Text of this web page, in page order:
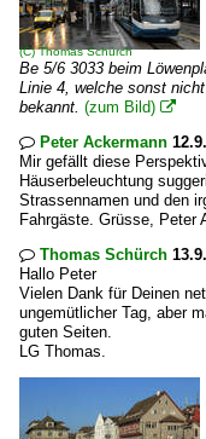
(C)Thomas Schürch
Be 5/6 3033 beim
Linie 4, welche sonst
bekannt. (zum Bild) 
 Peter Ackermann
Mir gefällt diese
Häuserbeleuchtung
Strassennamen und den
Fahrgäste. Grüsse, Peter
 Thomas Schürch
Hallo Peter
Vielen Dank für Deinen
ungemütlicher Tag, aber
guten Seiten.
LG Thomas.